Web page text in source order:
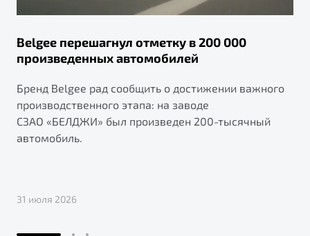
Belgee перешагнул отметку в 200 000
произведенных автомобилей
Бренд Belgee рад сообщить о достижении важного
производственного этапа: на заводе
СЗАО «БЕЛДЖИ» был произведен 200-тысячный
автомобиль.
31 июля 2026